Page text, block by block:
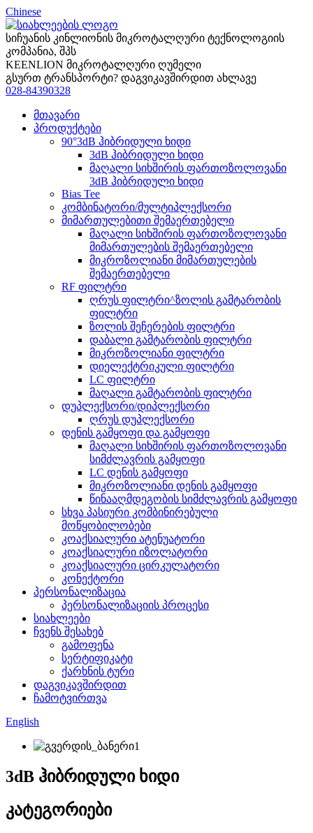
Chinese
სიჩუანის კინლიონის მიკროტალღური ტექნოლოგიის
კომპანია, შპს
KEENLION მიკროტალღური ღუმელი
გსურთ ტრანსპორტი? დაგვიკავშირდით ახლავე
028-84390328
მთავარი
პროდუქტები
90°3dB ჰიბრიდული ხიდი
3dB ჰიბრიდული ხიდი
მაღალი სიხშირის ფართოზოლოვანი
3dB ჰიბრიდული ხიდი
Bias Tee
კომბინატორი/მულტიპლექსორი
მიმართულებითი შემაერთებელი
მაღალი სიხშირის ფართოზოლოვანი
მიმართულების შემაერთებელი
მიკროზოლიანი მიმართულების
შემაერთებელი
RF ფილტრი
ღრუს ფილტრი^ზოლის გამტარობის
ფილტრი
ზოლის შეჩერების ფილტრი
დაბალი გამტარობის ფილტრი
მიკროზოლიანი ფილტრი
დიელექტრიკული ფილტრი
LC ფილტრი
მაღალი გამტარობის ფილტრი
დუპლექსორი/დიპლექსორი
ღრუს დუპლექსორი
დენის გამყოფი და გამყოფი
მაღალი სიხშირის ფართოზოლოვანი
სიმძლავრის გამყოფი
LC დენის გამყოფი
მიკროზოლიანი დენის გამყოფი
წინააღმდეგობის სიმძლავრის გამყოფი
სხვა პასიური კომბინირებული
მოწყობილობები
კოაქსიალური ატენუატორი
კოაქსიალური იზოლატორი
კოაქსიალური ცირკულატორი
კონექტორი
პერსონალიზაცია
პერსონალიზაციის პროცესი
სიახლეები
ჩვენს შესახებ
გამოფენა
სერტიფიკატი
ქარხნის ტური
დაგვიკავშირდით
ჩამოტვირთვა
English
3dB ჰიბრიდული ხიდი
კატეგორიები